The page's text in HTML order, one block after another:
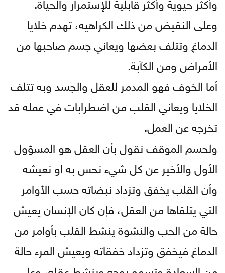
وعلى النقيض من ذلك الكراهيه، تهدم خلايا
الدماغ وتتلف بعضها ويعاني جسم صاحبها من
الأمراض ومن الكآبة.
أما الخوف فهو المدمر للعقل والجسد وبه تتلف
الخلايا ويعاني القلب من اضطرابات في عمله قد
تخرجه عن العمل.
ولحسم الموقف نقول بأن العقل هو المسؤول
الأول والأخير عن كل شيء نحس به او نعيشه
وأن القلب يخفق وتزداد نبضاته حسب الأوامر
التي يتلقاها من العقل، فإن كان الإنسان يعيش
حالة من الحب والنشوة ينشط القلب بأوامر من
الدماغ فيخفق وتزداد خفقاته ويعيش المرء حالة